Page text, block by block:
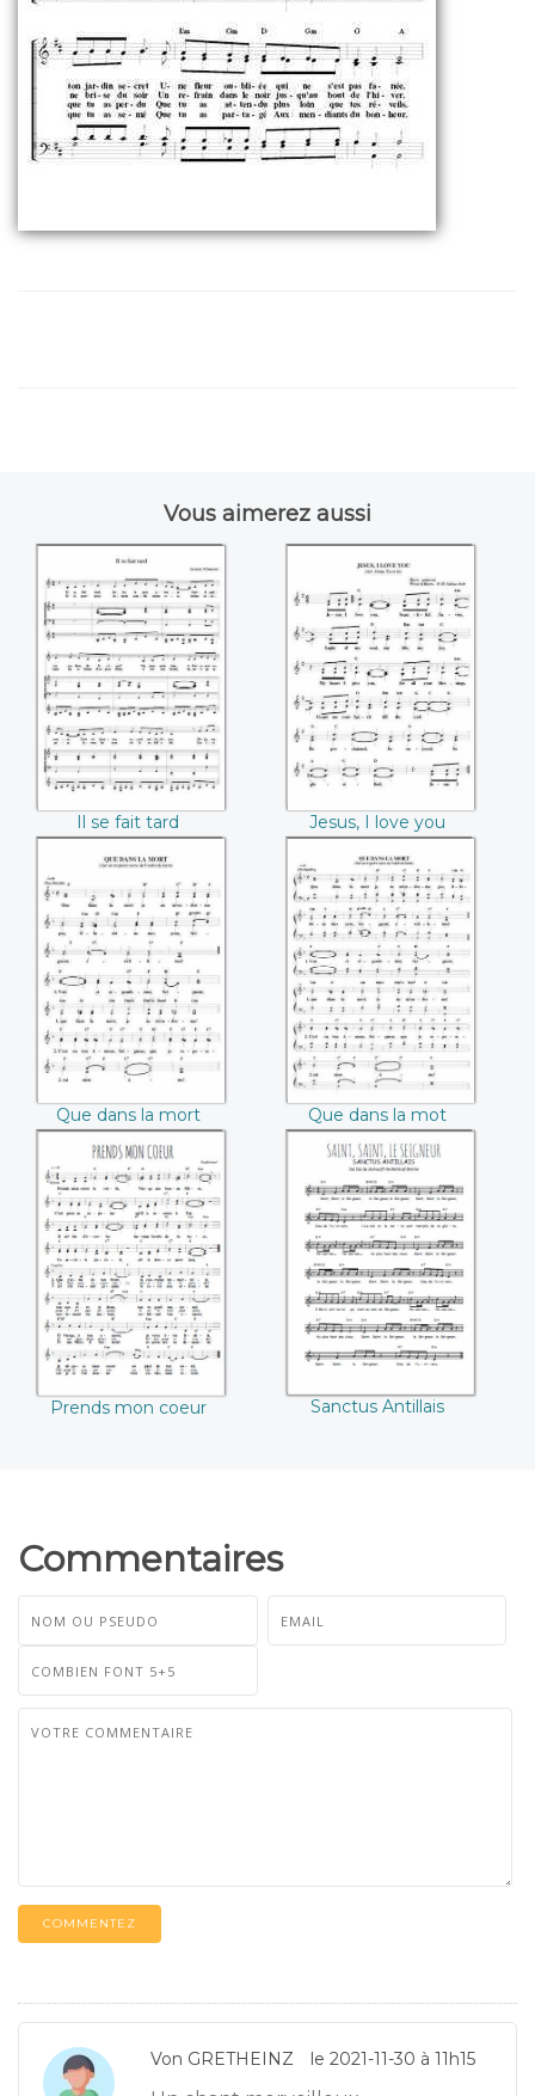
Vous aimerez aussi
Il se fait tard
Il se fait tard
Jesus, I love you
Jesus, I love you
Que dans la mort
Que dans la mort
Que dans la mot
Que dans la mot
Prends mon coeur
Prends mon coeur
Sanctus Antillais
Sanctus Antillais
Commentaires
COMMENTEZ
Von GRETHEINZ le 2021-11-30 à 11h15